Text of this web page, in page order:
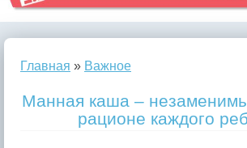
Главная » Важное
Манная каша –
рационе каждого